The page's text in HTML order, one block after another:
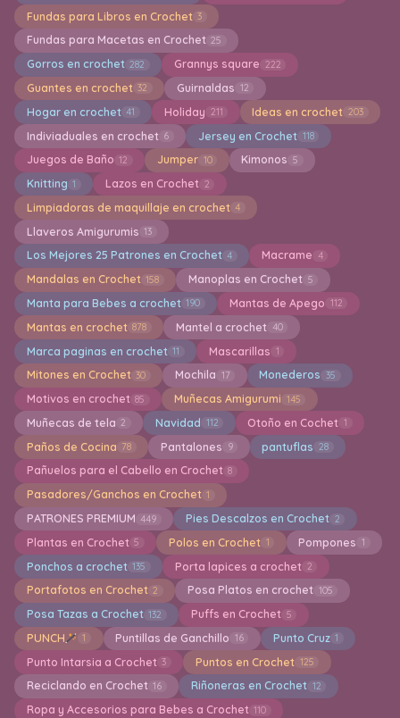
Fundas para Libros en Crochet 3
Fundas para Macetas en Crochet 25
Gorros en crochet 282 Grannys square 222
Guantes en crochet 32 Guirnaldas 12
Hogar en crochet 41 Holiday 211 Ideas en crochet 203
Indiviaduales en crochet 6 Jersey en Crochet 118
Juegos de Baño 12 Jumper 10 Kimonos 5
Knitting 1 Lazos en Crochet 2
Limpiadoras de maquillaje en crochet 4
Llaveros Amigurumis 13
Los Mejores 25 Patrones en Crochet 4 Macrame 4
Mandalas en Crochet 158 Manoplas en Crochet 5
Manta para Bebes a crochet 190 Mantas de Apego 112
Mantas en crochet 878 Mantel a crochet 40
Marca paginas en crochet 11 Mascarillas 1
Mitones en Crochet 30 Mochila 17 Monederos 35
Motivos en crochet 85 Muñecas Amigurumi 145
Muñecas de tela 2 Navidad 112 Otoño en Cochet 1
Paños de Cocina 78 Pantalones 9 pantuflas 28
Pañuelos para el Cabello en Crochet 8
Pasadores/Ganchos en Crochet 1
PATRONES PREMIUM 449 Pies Descalzos en Crochet 2
Plantas en Crochet 5 Polos en Crochet 1 Pompones 1
Ponchos a crochet 135 Porta lapices a crochet 2
Portafotos en Crochet 2 Posa Platos en crochet 105
Posa Tazas a Crochet 132 Puffs en Crochet 5
PUNCH 1 Puntillas de Ganchillo 16 Punto Cruz 1
Punto Intarsia a Crochet 3 Puntos en Crochet 125
Reciclando en Crochet 16 Riñoneras en Crochet 12
Ropa y Accesorios para Bebes a Crochet 110